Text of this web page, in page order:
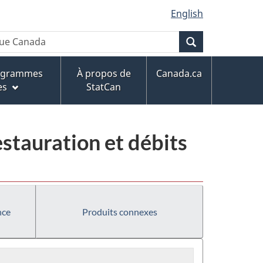
English
À propos de
StatCan
Canada.ca
et débits
Produits connexes